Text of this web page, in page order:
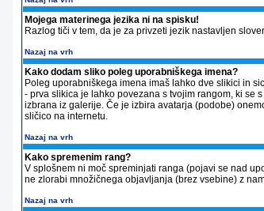
Mojega materinega jezika ni na spisku!
Razlog tiči v tem, da je za privzeti jezik nastavljen
Nazaj na vrh
Kako dodam sliko poleg uporabniškega imena?
Poleg uporabniškega imena imaš lahko dve slikici in
- prva slikica je lahko povezana s tvojim rangom, ki se
izbrana iz galerije. Če je izbira avatarja (podobe)
sličico na internetu.
Nazaj na vrh
Kako spremenim rang?
V splošnem ni moč spreminjati ranga (pojavi se nad
ne zlorabi množičnega objavljanja (brez vsebine) z
Nazaj na vrh